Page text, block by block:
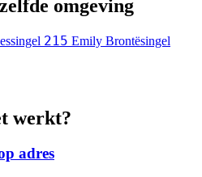
omgeving
215 Emily Brontësingel
werkt?
adres